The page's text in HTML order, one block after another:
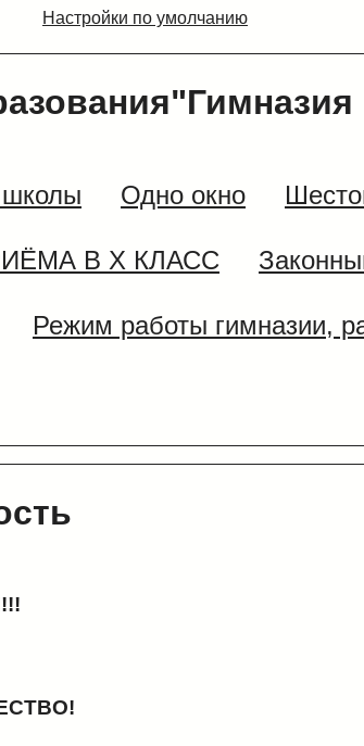
Настройки по умолчанию
школы Одно окно
В X КЛАСС
Режим работы гимназии,